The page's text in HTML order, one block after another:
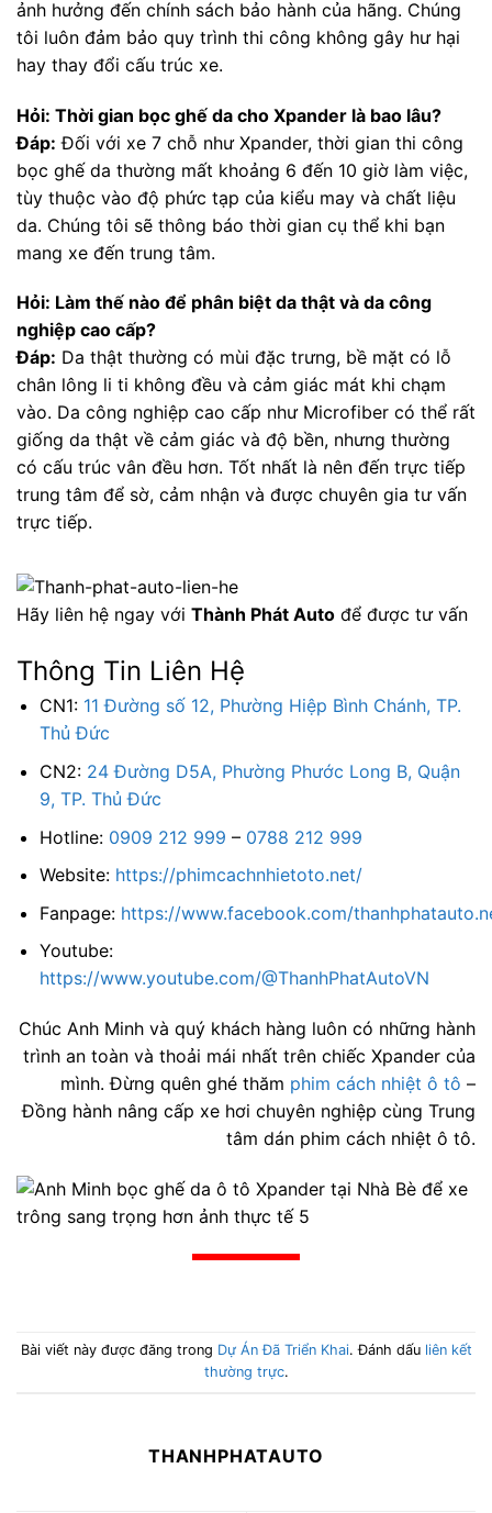
ảnh hưởng đến chính sách bảo hành của hãng. Chúng
tôi luôn đảm bảo quy trình thi công không gây hư hại
hay thay đổi cấu trúc xe.
Hỏi: Thời gian bọc ghế da cho Xpander là bao lâu?
Đáp: Đối với xe 7 chỗ như Xpander, thời gian thi công
bọc ghế da thường mất khoảng 6 đến 10 giờ làm việc,
tùy thuộc vào độ phức tạp của kiểu may và chất liệu
da. Chúng tôi sẽ thông báo thời gian cụ thể khi bạn
mang xe đến trung tâm.
Hỏi: Làm thế nào để phân biệt da thật và da công
nghiệp cao cấp?
Đáp: Da thật thường có mùi đặc trưng, bề mặt có lỗ
chân lông li ti không đều và cảm giác mát khi chạm
vào. Da công nghiệp cao cấp như Microfiber có thể rất
giống da thật về cảm giác và độ bền, nhưng thường
có cấu trúc vân đều hơn. Tốt nhất là nên đến trực tiếp
trung tâm để sờ, cảm nhận và được chuyên gia tư vấn
trực tiếp.
Hãy liên hệ ngay với Thành Phát Auto để được tư vấn
Thông Tin Liên Hệ
CN1: 11 Đường số 12, Phường Hiệp Bình Chánh, TP.
Thủ Đức
CN2: 24 Đường D5A, Phường Phước Long B, Quận
9, TP. Thủ Đức
Hotline: 0909 212 999 – 0788 212 999
Website: https://phimcachnhietoto.net/
Fanpage: https://www.facebook.com/
Youtube:
https://www.youtube.com/@ThanhPhatAutoVN
Chúc Anh Minh và quý khách hàng luôn có những hành
trình an toàn và thoải mái nhất trên chiếc Xpander của
mình. Đừng quên ghé thăm phim cách nhiệt ô tô –
Đồng hành nâng cấp xe hơi chuyên nghiệp cùng Trung
tâm dán phim cách nhiệt ô tô.
Bài viết này được đăng trong Dự Án Đã Triển Khai. Đánh dấu liên kết
thường trực.
THANHPHATAUTO